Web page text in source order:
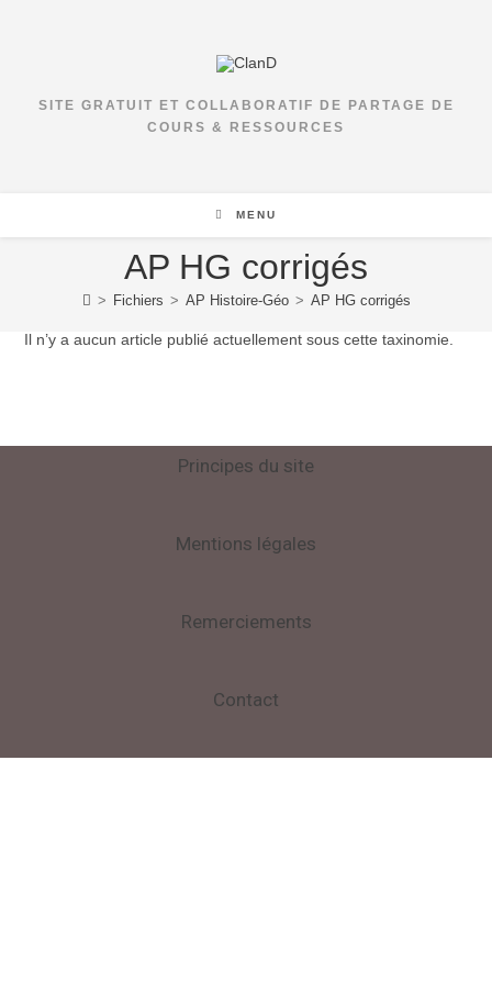
SITE GRATUIT ET COLLABORATIF DE PARTAGE DE
COURS & RESSOURCES
MENU
AP HG corrigés
> Fichiers > AP Histoire-Géo > AP HG corrigés
Il n’y a aucun article publié actuellement sous cette taxinomie.
Principes du site
Mentions légales
Remerciements
Contact